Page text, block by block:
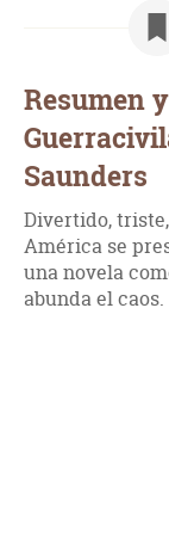
Resumen
Saunders
Divertido,
América se
una novela
abunda el caos.